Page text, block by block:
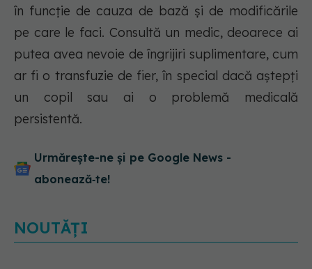
în funcție de cauza de bază și de modificările
pe care le faci. Consultă un medic, deoarece ai
putea avea nevoie de îngrijiri suplimentare, cum
ar fi o transfuzie de fier, în special dacă aștepți
un copil sau ai o problemă medicală
persistentă.
Urmărește-ne și pe Google News -
abonează‑te!
NOUTĂȚI